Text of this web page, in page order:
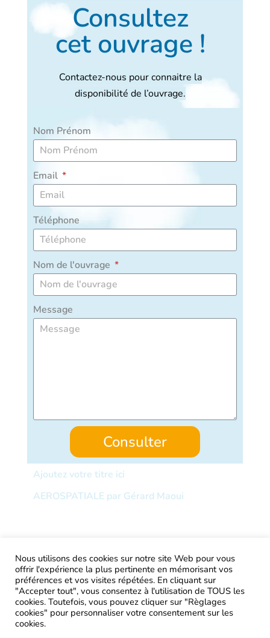
Consultez
cet ouvrage !
Contactez-nous pour connaitre la
disponibilité de l’ouvrage.
Nom Prénom
Email
Téléphone
Nom de l'ouvrage
Message
Consulter
Ajoutez votre titre ici
AEROSPATIALE par Gérard Maoui
AIRtage 2024© Tous droits réservés
Mentions légales
Contactez-nous !
Nous utilisons des cookies sur notre site Web pour vous
offrir l'expérience la plus pertinente en mémorisant vos
préférences et vos visites répétées. En cliquant sur
"Accepter tout", vous consentez à l'utilisation de TOUS les
cookies. Toutefois, vous pouvez cliquer sur "Règlages
cookies" pour personnaliser votre consentement sur les
cookies.